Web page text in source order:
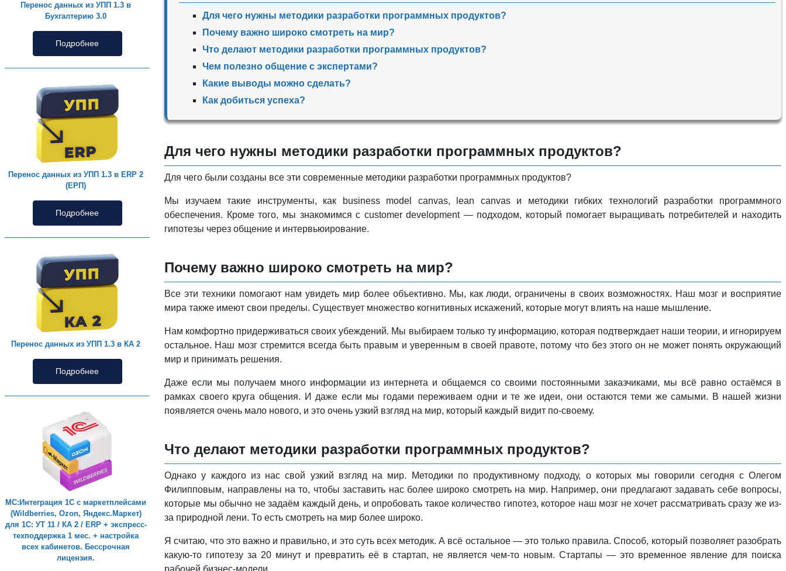
Перенос данных из УПП 1.3 в
Бухгалтерию 3.0
Подробнее
Перенос данных из УПП 1.3 в ERP 2
(ЕРП)
Подробнее
Перенос данных из УПП 1.3 в КА 2
Подробнее
МС:Интеграция 1С с маркетплейсами
(Wildberries, Ozon, Яндекс.Маркет)
для 1С: УТ 11 / КА 2 / ERP + экспресс-
техподдержка 1 мес. + настройка
всех кабинетов. Бессрочная
лицензия.
Для чего нужны методики разработки программных продуктов?
Почему важно широко смотреть на мир?
Что делают методики разработки программных продуктов?
Чем полезно общение с экспертами?
Какие выводы можно сделать?
Как добиться успеха?
Для чего нужны методики разработки программных продуктов?
Для чего были созданы все эти современные методики разработки программных продуктов?
Мы изучаем такие инструменты, как business model canvas, lean canvas и методики гибких технологий разработки программного
обеспечения. Кроме того, мы знакомимся с customer development — подходом, который помогает выращивать потребителей и находить
гипотезы через общение и интервьюирование.
Почему важно широко смотреть на мир?
Все эти техники помогают нам увидеть мир более объективно. Мы, как люди, ограничены в своих возможностях. Наш мозг и восприятие
мира также имеют свои пределы. Существует множество когнитивных искажений, которые могут влиять на наше мышление.
Нам комфортно придерживаться своих убеждений. Мы выбираем только ту информацию, которая подтверждает наши теории, и игнорируем
остальное. Наш мозг стремится всегда быть правым и уверенным в своей правоте, потому что без этого он не может понять окружающий
мир и принимать решения.
Даже если мы получаем много информации из интернета и общаемся со своими постоянными заказчиками, мы всё равно остаёмся в
рамках своего круга общения. И даже если мы годами переживаем одни и те же идеи, они остаются теми же самыми. В нашей жизни
появляется очень мало нового, и это очень узкий взгляд на мир, который каждый видит по-своему.
Что делают методики разработки программных продуктов?
Однако у каждого из нас свой узкий взгляд на мир. Методики по продуктивному подходу, о которых мы говорили сегодня с Олегом
Филипповым, направлены на то, чтобы заставить нас более широко смотреть на мир. Например, они предлагают задавать себе вопросы,
которые мы обычно не задаём каждый день, и опробовать такое количество гипотез, которое наш мозг не хочет рассматривать сразу же из-
за природной лени. То есть смотреть на мир более широко.
Я считаю, что это важно и правильно, и это суть всех методик. А всё остальное — это только правила. Способ, который позволяет разобрать
какую-то гипотезу за 20 минут и превратить её в стартап, не является чем-то новым. Стартапы — это временное явление для поиска
рабочей бизнес-модели.